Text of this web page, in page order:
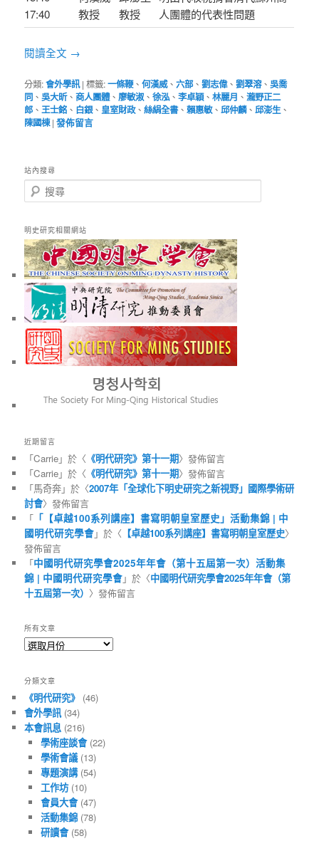
17:40
教授
教授
人團體的代表性問題
閱讀全文 →
分類:會外學訊 |標籤:一條鞭、何漢威、六部、劉志偉、劉翠溶、吳喬
同 、吳大昕、商人團體、 廖敏淑 、徐泓、李卓穎、林麗月 、瀧野正二
郎 、王士銘 、 白銀、 皇室財政、絲絹全書、賴惠敏、邱仲麟、邱澎生 、
陳國棟 |發佈留言
站內搜尋
搜
尋
明史研究相關網站
近期留言
「Carrie」於〈 《明代研究》第十一期〉發佈留言
「Carrie」於〈 《明代研究》第十一期〉發佈留言
「馬奇奔」於〈2007年「全球化下明史研究之新視野」國際學術研
討會〉發佈留言
「 「【卓越100系列講座】書寫明朝皇室歷史」活動集錦 | 中
國明代研究學會」於〈 【卓越100系列講座】書寫明朝皇室歷史〉
發佈留言
「中國明代研究學會2025年年會（第十五屆第一次）活動集
錦 | 中國明代研究學會」於〈中國明代研究學會2025年年會（第
十五屆第一次） 〉發佈留言
所有文章
所
章
分類文章
《明代研究》 (46)
會外學訊 (34)
本會訊息 (216)
學術座談會(22)
學術會議(13)
專題演講(54)
工作坊(10)
會員大會(47)
活動集錦(78)
研讀會(58)